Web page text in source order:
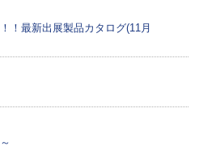
！最新出展製品カタログ(11月